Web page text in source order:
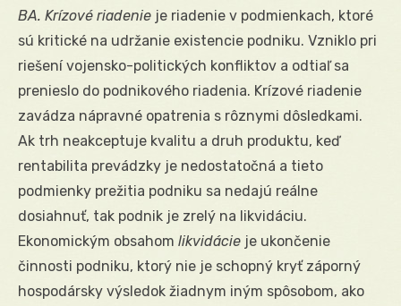
BA. Krízové riadenie je riadenie v podmienkach, ktoré
sú kritické na udržanie existencie podniku. Vzniklo pri
riešení vojensko-politických konfliktov a odtiaľ sa
prenieslo do podnikového riadenia. Krízové riadenie
zavádza nápravné opatrenia s rôznymi dôsledkami.
Ak trh neakceptuje kvalitu a druh produktu, keď
rentabilita prevádzky je nedostatočná a tieto
podmienky prežitia podniku sa nedajú reálne
dosiahnuť, tak podnik je zrelý na likvidáciu.
Ekonomickým obsahom likvidácie je ukončenie
činnosti podniku, ktorý nie je schopný kryť záporný
hospodársky výsledok žiadnym iným spôsobom, ako